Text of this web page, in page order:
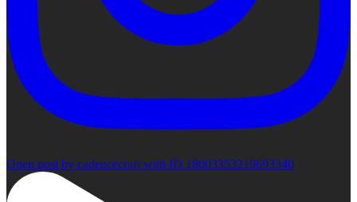
Open post by cadencecraft with ID 18003353219693340